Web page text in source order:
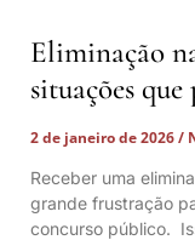
Eliminação
situações
2 de janeiro de 2026
Receber uma
grande frustração
concurso público.